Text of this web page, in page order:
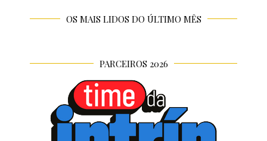
OS MAIS LIDOS DO ÚLTIMO MÊS
PARCEIROS 2026